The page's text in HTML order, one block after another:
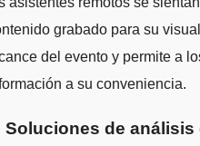
grabado para su
del evento y permite a
a su conveniencia.
Soluciones de análisis